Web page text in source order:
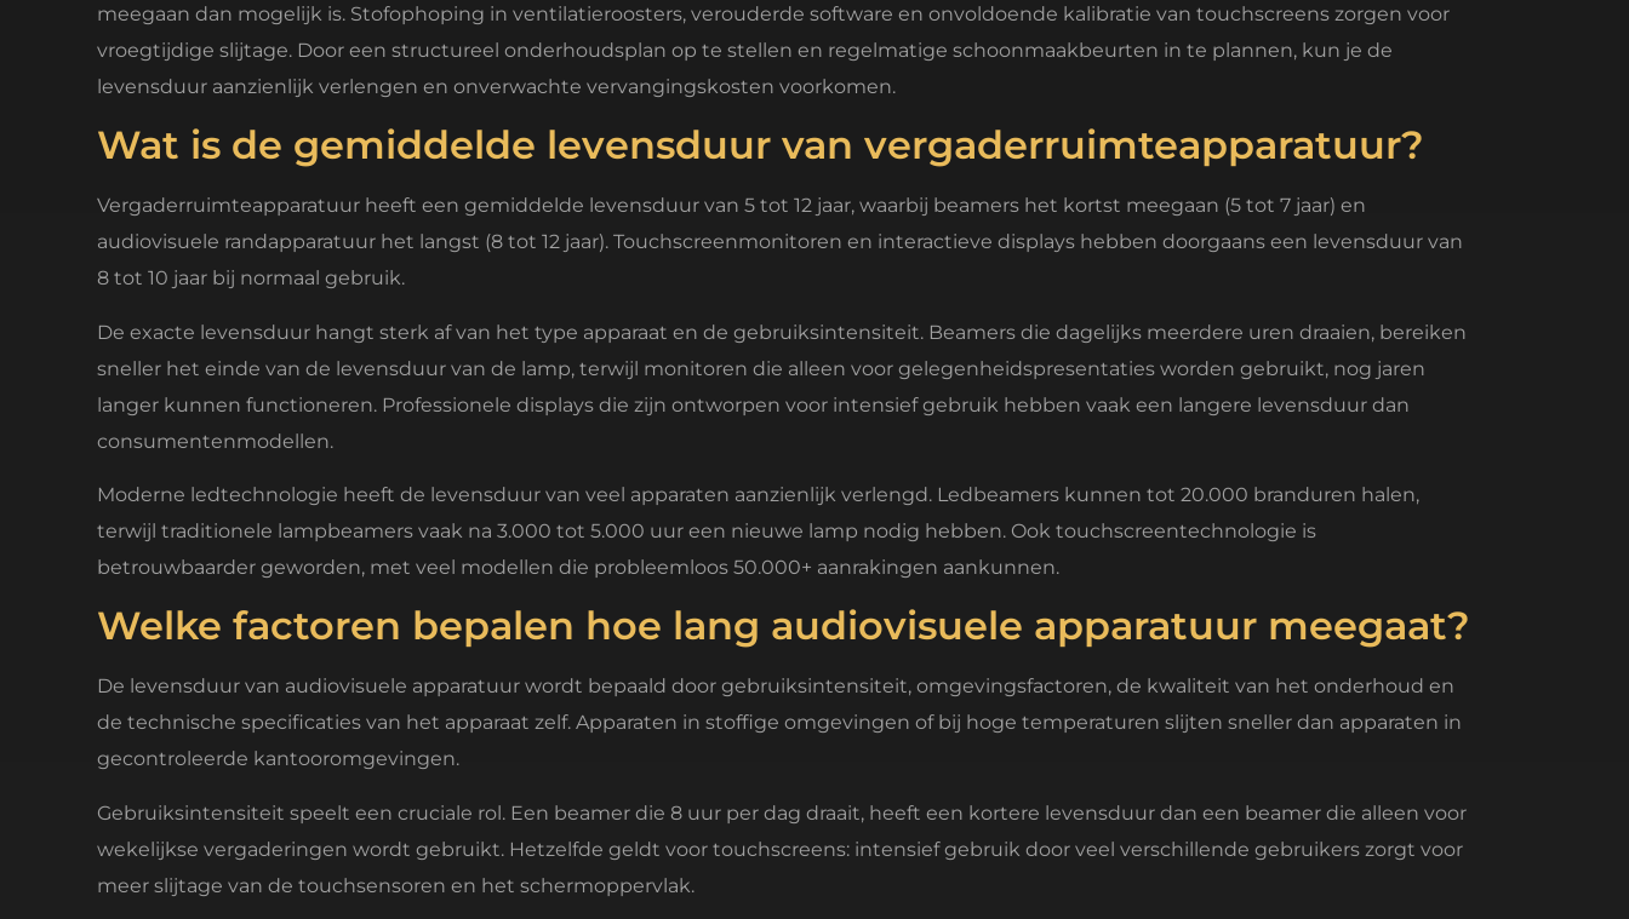
meegaan dan mogelijk is. Stofophoping in ventilatieroosters, verouderde software en onvoldoende kalibratie van touchscreens zorgen voor
vroegtijdige slijtage. Door een structureel onderhoudsplan op te stellen en regelmatige schoonmaakbeurten in te plannen, kun je de
levensduur aanzienlijk verlengen en onverwachte vervangingskosten voorkomen.
Wat is de gemiddelde levensduur van vergaderruimteapparatuur?
Vergaderruimteapparatuur heeft een gemiddelde levensduur van 5 tot 12 jaar, waarbij beamers het kortst meegaan (5 tot 7 jaar) en
audiovisuele randapparatuur het langst (8 tot 12 jaar). Touchscreenmonitoren en interactieve displays hebben doorgaans een levensduur van
8 tot 10 jaar bij normaal gebruik.
De exacte levensduur hangt sterk af van het type apparaat en de gebruiksintensiteit. Beamers die dagelijks meerdere uren draaien, bereiken
sneller het einde van de levensduur van de lamp, terwijl monitoren die alleen voor gelegenheidspresentaties worden gebruikt, nog jaren
langer kunnen functioneren. Professionele displays die zijn ontworpen voor intensief gebruik hebben vaak een langere levensduur dan
consumentenmodellen.
Moderne ledtechnologie heeft de levensduur van veel apparaten aanzienlijk verlengd. Ledbeamers kunnen tot 20.000 branduren halen,
terwijl traditionele lampbeamers vaak na 3.000 tot 5.000 uur een nieuwe lamp nodig hebben. Ook touchscreentechnologie is
betrouwbaarder geworden, met veel modellen die probleemloos 50.000+ aanrakingen aankunnen.
Welke factoren bepalen hoe lang audiovisuele apparatuur meegaat?
De levensduur van audiovisuele apparatuur wordt bepaald door gebruiksintensiteit, omgevingsfactoren, de kwaliteit van het onderhoud en
de technische specificaties van het apparaat zelf. Apparaten in stoffige omgevingen of bij hoge temperaturen slijten sneller dan apparaten in
gecontroleerde kantooromgevingen.
Gebruiksintensiteit speelt een cruciale rol. Een beamer die 8 uur per dag draait, heeft een kortere levensduur dan een beamer die alleen voor
wekelijkse vergaderingen wordt gebruikt. Hetzelfde geldt voor touchscreens: intensief gebruik door veel verschillende gebruikers zorgt voor
meer slijtage van de touchsensoren en het schermoppervlak.